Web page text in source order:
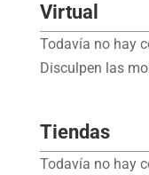
Virtual
Todavía no hay
Disculpen las
Tiendas
Todavía no hay